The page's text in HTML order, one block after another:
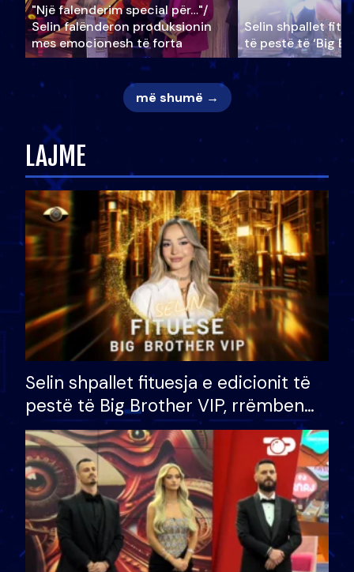
"Një falenderim special për…"/
Selin falënderon produksionin
mes emocionesh të forta
Selin shpallet
të pestë të ‘Big
më shumë →
LAJME
Selin shpallet fituesja e edicionit të
pestë të Big Brother VIP, rrëmben
çmimin e madh prej 100 mijë eurosh